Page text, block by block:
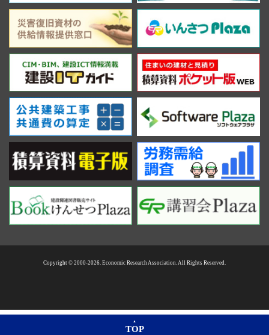
Copyright © 2000-2026. Economic Research Association. All Rights Reserved.
TOP